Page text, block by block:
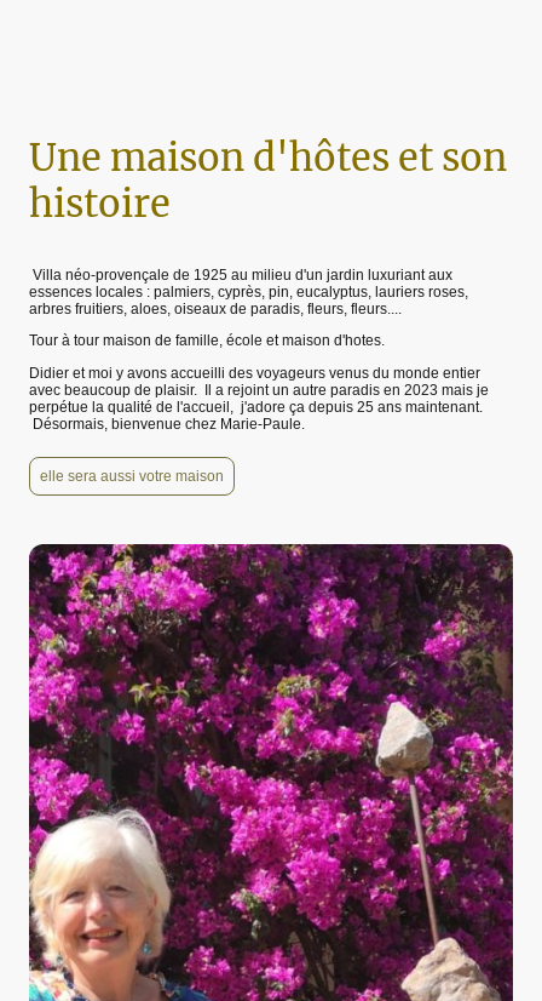
Une maison d'hôtes et son
histoire
Villa néo-provençale de 1925 au milieu d'un jardin luxuriant aux
essences locales : palmiers, cyprès, pin, eucalyptus, lauriers roses,
arbres fruitiers, aloes, oiseaux de paradis, fleurs, fleurs....
Tour à tour maison de famille, école et maison d'hotes.
Didier et moi y avons accueilli des voyageurs venus du monde entier
avec beaucoup de plaisir. Il a rejoint un autre paradis en 2023 mais je
perpétue la qualité de l'accueil, j'adore ça depuis 25 ans maintenant.
Désormais, bienvenue chez Marie-Paule.
elle sera aussi votre maison